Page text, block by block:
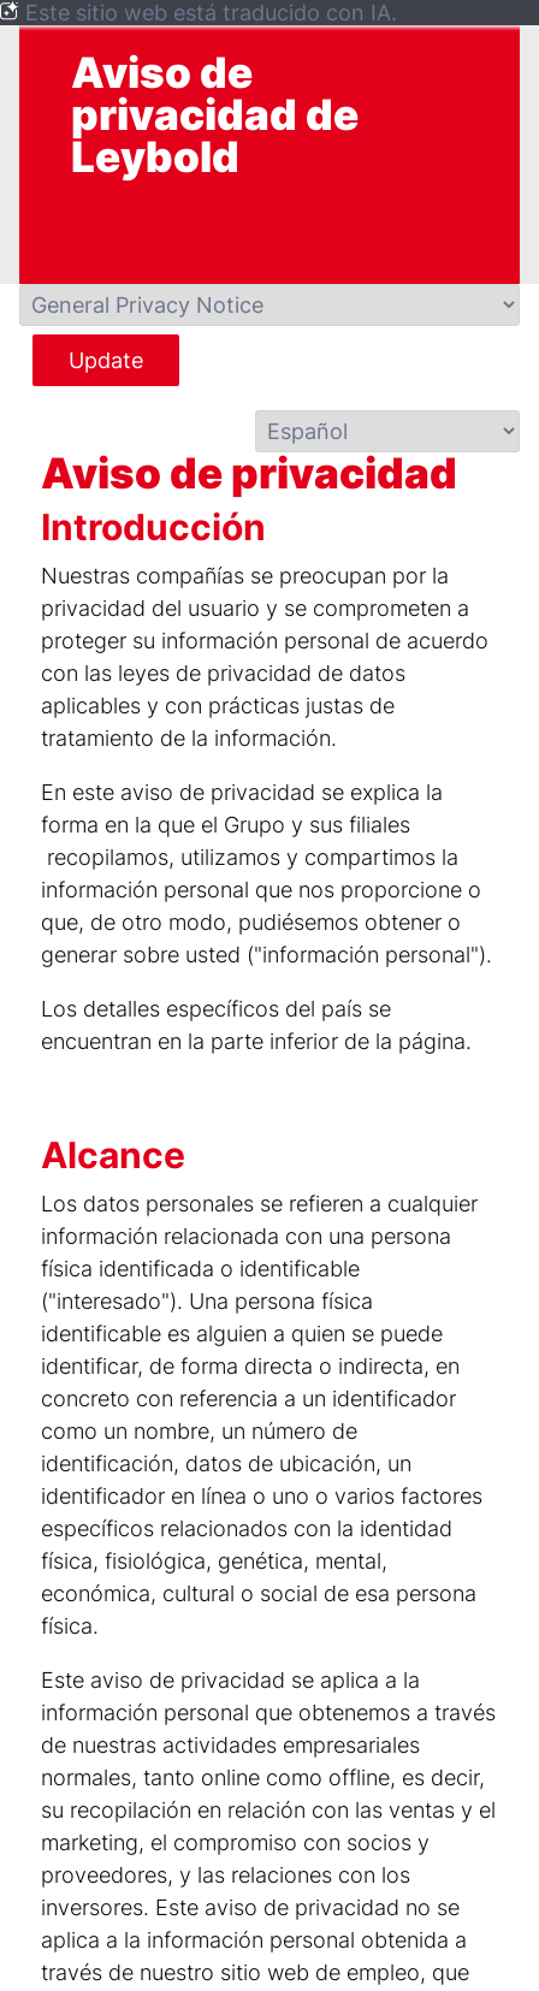
Este sitio web está traducido con IA.
Aviso de
privacidad de
Leybold
Update
Aviso de privacidad
Introducción
Nuestras compañías se preocupan por la
privacidad del usuario y se comprometen a
proteger su información personal de acuerdo
con las leyes de privacidad de datos
aplicables y con prácticas justas de
tratamiento de la información.
En este aviso de privacidad se explica la
forma en la que el Grupo y sus filiales
recopilamos, utilizamos y compartimos la
información personal que nos proporcione o
que, de otro modo, pudiésemos obtener o
generar sobre usted ("información personal").
Los detalles específicos del país se
encuentran en la parte inferior de la página.
Alcance
Los datos personales se refieren a cualquier
información relacionada con una persona
física identificada o identificable
("interesado"). Una persona física
identificable es alguien a quien se puede
identificar, de forma directa o indirecta, en
concreto con referencia a un identificador
como un nombre, un número de
identificación, datos de ubicación, un
identificador en línea o uno o varios factores
específicos relacionados con la identidad
física, fisiológica, genética, mental,
económica, cultural o social de esa persona
física.
Este aviso de privacidad se aplica a la
información personal que obtenemos a través
de nuestras actividades empresariales
normales, tanto online como offline, es decir,
su recopilación en relación con las ventas y el
marketing, el compromiso con socios y
proveedores, y las relaciones con los
inversores. Este aviso de privacidad no se
aplica a la información personal obtenida a
través de nuestro sitio web de empleo, que